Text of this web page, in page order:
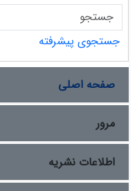
جستجوی پیشرفته
صفحه اصلی
مرور
اطلاعات نشریه